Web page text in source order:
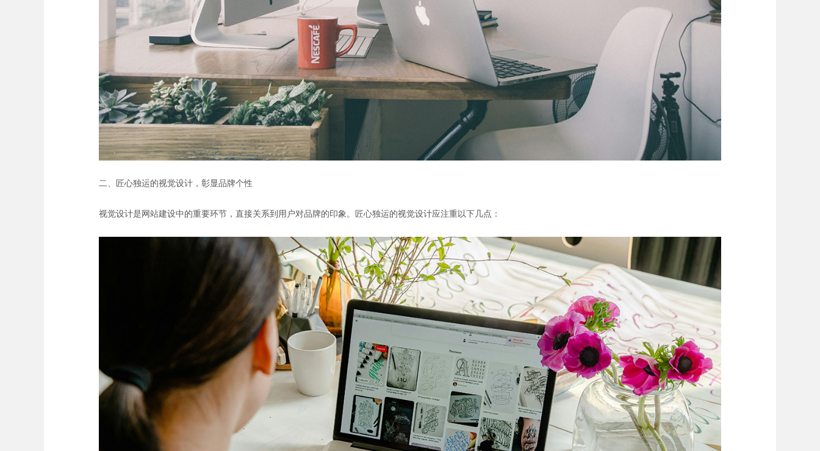
二、匠心独运的视觉设计，彰显品牌个性
视觉设计是网站建设中的重要环节，直接关系到用户对品牌的印象。匠心独运的视觉设计应注重以下几点：